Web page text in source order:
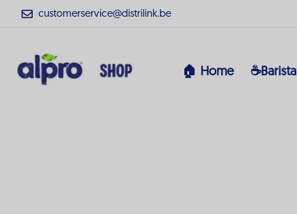
customerservice@distrilink.be
🏠 Home ☕Barista